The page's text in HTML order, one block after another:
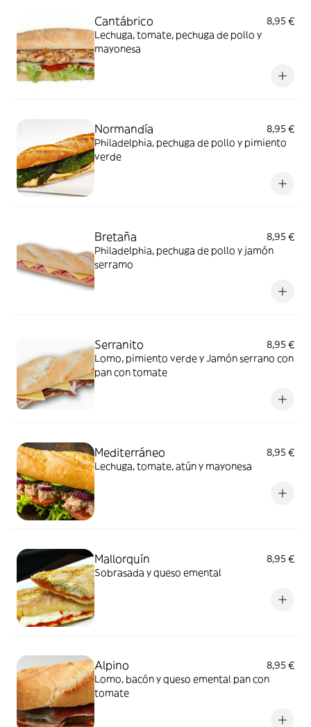
Cantábrico
8,95 €
Lechuga, tomate, pechuga de pollo y
mayonesa
Normandía
8,95 €
Philadelphia, pechuga de pollo y pimiento
verde
Bretaña
8,95 €
Philadelphia, pechuga de pollo y jamón
serramo
Serranito
8,95 €
Lomo, pimiento verde y Jamón serrano con
pan con tomate
Mediterráneo
8,95 €
Lechuga, tomate, atún y mayonesa
Mallorquín
8,95 €
Sobrasada y queso emental
Alpino
8,95 €
Lomo, bacón y queso emental pan con
tomate